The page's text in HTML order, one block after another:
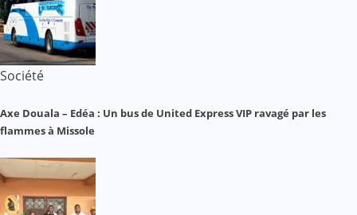
Société
Axe Douala – Edéa : Un bus de United Express VIP ravagé par les
flammes à Missole